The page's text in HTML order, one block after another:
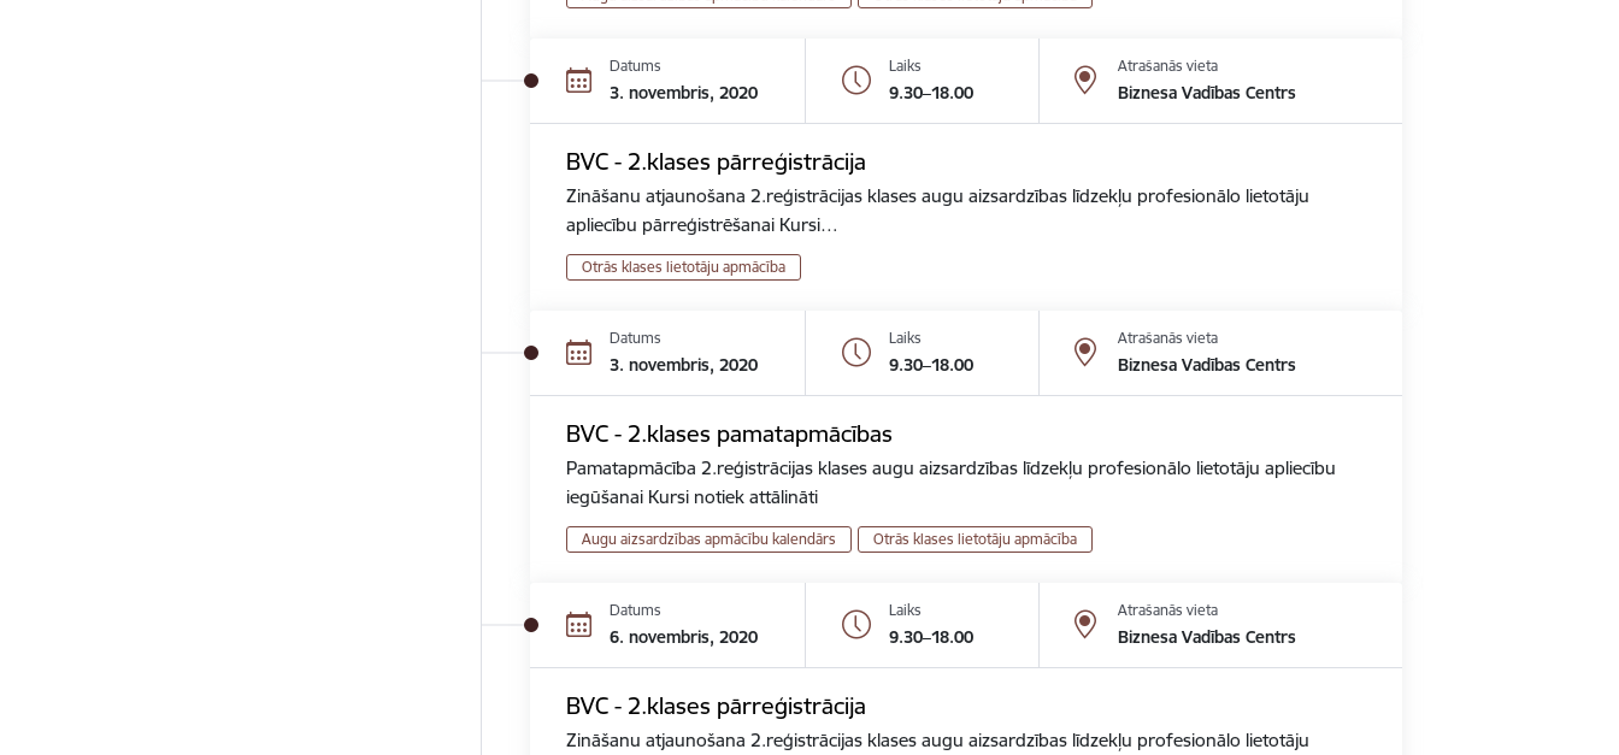
Datums
3. novembris, 2020
Laiks
9.30–18.00
Atrašanās vieta
Biznesa Vadības Centrs
BVC - 2.klases pārreģistrācija
Zināšanu atjaunošana 2.reģistrācijas klases augu aizsardzības līdzekļu profesionālo lietotāju
apliecību pārreģistrēšanai Kursi…
Otrās klases lietotāju apmācība
Datums
3. novembris, 2020
Laiks
9.30–18.00
Atrašanās vieta
Biznesa Vadības Centrs
BVC - 2.klases pamatapmācības
Pamatapmācība 2.reģistrācijas klases augu aizsardzības līdzekļu profesionālo lietotāju apliecību
iegūšanai Kursi notiek attālināti
Augu aizsardzības apmācību kalendārs Otrās klases lietotāju apmācība
Datums
6. novembris, 2020
Laiks
9.30–18.00
Atrašanās vieta
Biznesa Vadības Centrs
BVC - 2.klases pārreģistrācija
Zināšanu atjaunošana 2.reģistrācijas klases augu aizsardzības līdzekļu profesionālo lietotāju